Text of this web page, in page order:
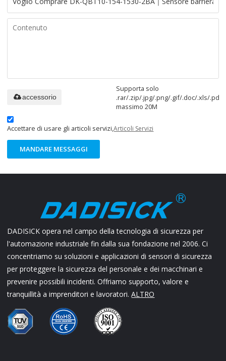
Supporta solo
.rar/.zip/.jpg/.png/.gif/.doc/.xls/.pdf,
massimo 20M
accessorio
Accettare di usare gli articoli servizi,Articoli Servizi
MANDARE MESSAGGI
DADISICK opera nel campo della tecnologia di sicurezza per
l'automazione industriale fin dalla sua fondazione nel 2006. Ci
concentriamo su soluzioni e applicazioni di sensori di sicurezza
per proteggere la sicurezza del personale e dei macchinari e
prevenire possibili incidenti. Offriamo supporto, valore e
tranquillità a imprenditori e lavoratori.ALTRO